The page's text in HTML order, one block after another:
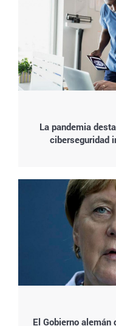
La pandemia
ciberseguridad
El Gobierno